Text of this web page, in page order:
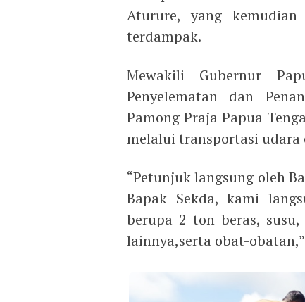
Aturure, yang
terdampak.
Mewakili Gubernur
Penyelematan dan
Pamong Praja Papua
melalui transportasi udara
“Petunjuk langsung oleh
Bapak Sekda, kami
berupa 2 ton beras,
lainnya,serta obat-